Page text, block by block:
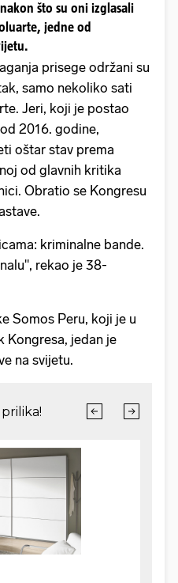
što su oni izglasali
jedne od
prisege održani su
samo nekoliko sati
Jeri, koji je postao
2016. godine,
oštar stav prema
od glavnih kritika
Obratio se Kongresu
kriminalne bande.
rekao je 38-
Somos Peru, koji je u
Kongresa, jedan je
na svijetu.